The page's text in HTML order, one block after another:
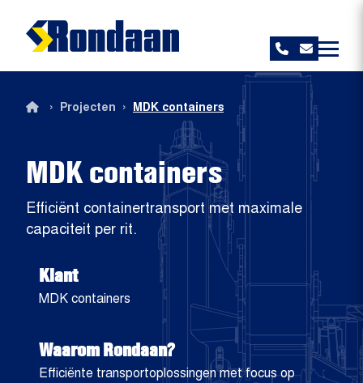
MDK containers
Efficiënt containertransport met maximale
capaciteit per rit.
› Projecten › MDK containers
Klant
MDK containers
Waarom Rondaan?
Efficiënte transportoplossingen met focus op